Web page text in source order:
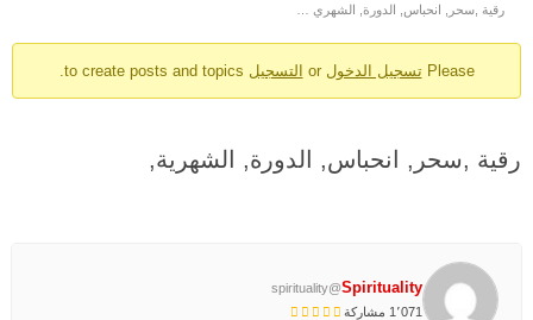
تنقل
أنت
رقية ,سحر, انحباس, الدورة, الشهري …
Please تسجيل الدخول or التسجيل
رقية ,سحر, انحباس, الدورة, الشهرية,
Spirituality
@spirituality
1٬071 مشاركة